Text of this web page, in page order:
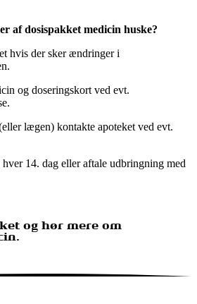
af dosispakket medicin huske?
hvis der sker ændringer i
og doseringskort ved evt.
lægen) kontakte apoteket ved evt.
14. dag eller aftale udbringning med
og hør mere om